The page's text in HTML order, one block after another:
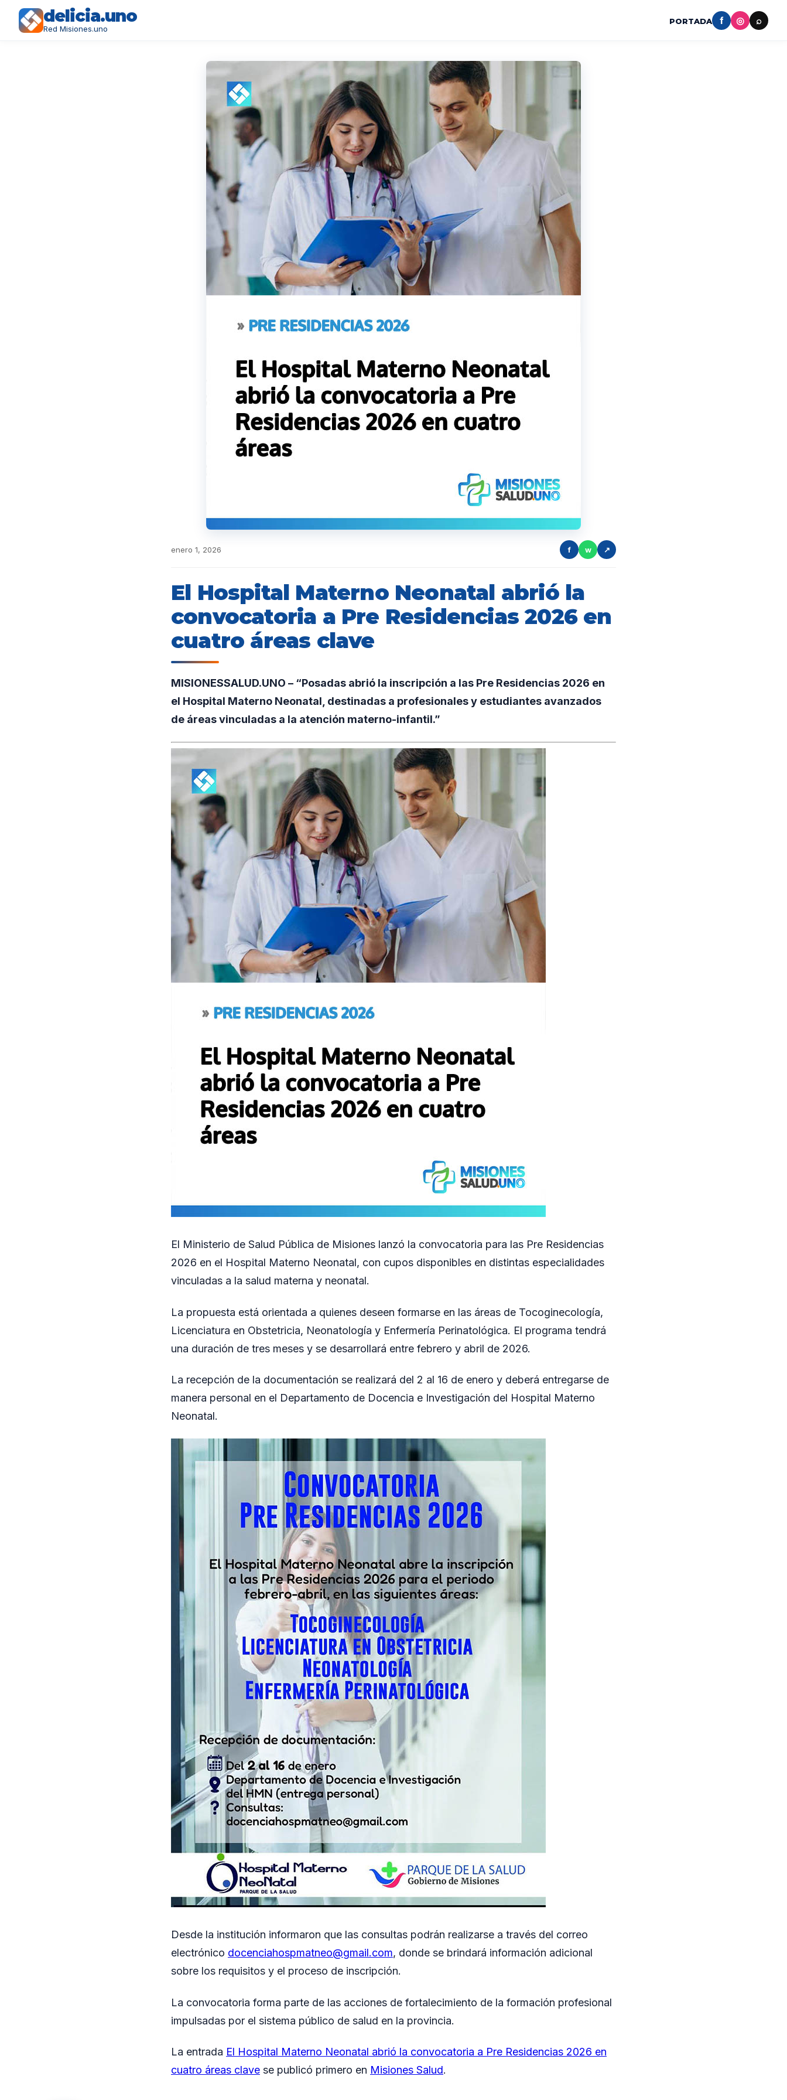
delicia.uno
Red Misiones.uno
PORTADA f ◎ ⌕
enero 1, 2026 f w ↗
El Hospital Materno Neonatal abrió la
convocatoria a Pre Residencias 2026 en
cuatro áreas clave
MISIONESSALUD.UNO – “Posadas abrió la inscripción a las Pre Residencias 2026 en
el Hospital Materno Neonatal, destinadas a profesionales y estudiantes avanzados
de áreas vinculadas a la atención materno-infantil.”
El Ministerio de Salud Pública de Misiones lanzó la convocatoria para las Pre Residencias
2026 en el Hospital Materno Neonatal, con cupos disponibles en distintas especialidades
vinculadas a la salud materna y neonatal.
La propuesta está orientada a quienes deseen formarse en las áreas de Tocoginecología,
Licenciatura en Obstetricia, Neonatología y Enfermería Perinatológica. El programa tendrá
una duración de tres meses y se desarrollará entre febrero y abril de 2026.
La recepción de la documentación se realizará del 2 al 16 de enero y deberá entregarse de
manera personal en el Departamento de Docencia e Investigación del Hospital Materno
Neonatal.
Desde la institución informaron que las consultas podrán realizarse a través del correo
electrónico docenciahospmatneo@gmail.com, donde se brindará información adicional
sobre los requisitos y el proceso de inscripción.
La convocatoria forma parte de las acciones de fortalecimiento de la formación profesional
impulsadas por el sistema público de salud en la provincia.
La entrada El Hospital Materno Neonatal abrió la convocatoria a Pre Residencias 2026 en
cuatro áreas clave se publicó primero en Misiones Salud.